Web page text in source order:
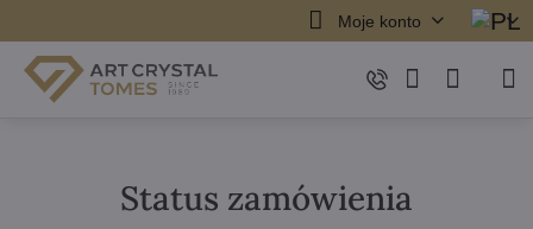
Moje konto
Status zamówienia